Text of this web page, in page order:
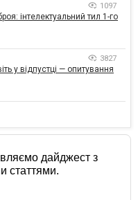
1097
інтелектуальний тил 1-го
3827
у відпустці — опитування
дайджест з
статтями.